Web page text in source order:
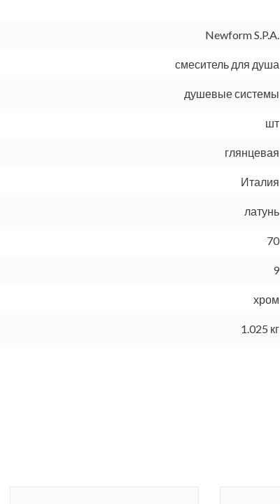
Newform S.P.A.
смеситель для душа
душевые системы
шт
глянцевая
Италия
латунь
70
9
хром
1.025 кг